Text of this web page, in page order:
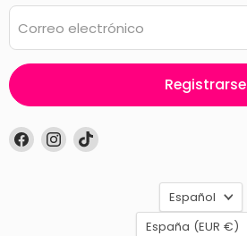
Correo electrónico
Registrarse
Encuéntrenos
en
Encuéntrenos
en
Encuéntrenos
Idioma
Español
País
España (EUR €)